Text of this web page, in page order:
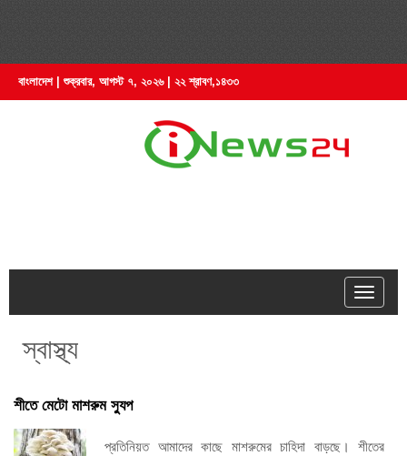
বাংলাদেশ | শুক্রবার, আগস্ট ৭, ২০২৬ | ২২ শ্রাবণ,১৪৩৩
স্বাস্থ্য
শীতে মেটো মাশরুম স্যুপ
প্রতিনিয়ত আমাদের কাছে মাশরুমের চাহিদা বাড়ছে। শীতের